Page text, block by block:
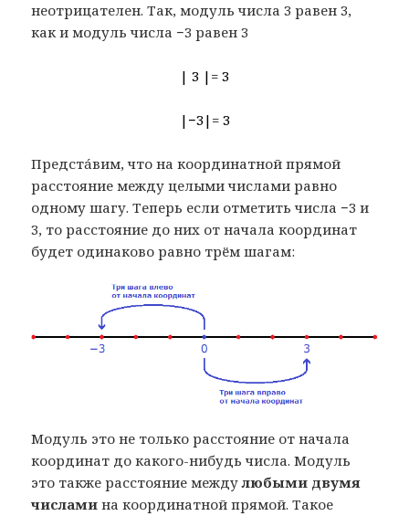
неотрицателен. Так, модуль числа 3 равен 3,
как и модуль числа −3 равен 3
| 3 |= 3
|−3|= 3
Предстáвим, что на координатной прямой
расстояние между целыми числами равно
одному шагу. Теперь если отметить числа −3 и
3, то расстояние до них от начала координат
будет одинаково равно трём шагам:
Модуль это не только расстояние от начала
координат до какого-нибудь числа. Модуль
это также расстояние междулюбыми двумя
числами на координатной прямой. Такое